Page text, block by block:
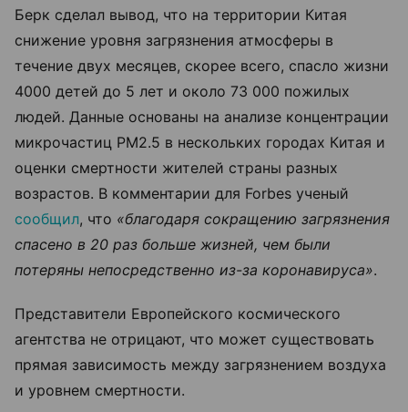
Берк сделал вывод, что на территории Китая
снижение уровня загрязнения атмосферы в
течение двух месяцев, скорее всего, спасло жизни
4000 детей до 5 лет и около 73 000 пожилых
людей. Данные основаны на анализе концентрации
микрочастиц PM2.5 в нескольких городах Китая и
оценки смертности жителей страны разных
возрастов. В комментарии для Forbes ученый
сообщил, что «благодаря сокращению загрязнения
спасено в 20 раз больше жизней, чем были
потеряны непосредственно из-за коронавируса».
Представители Европейского космического
агентства не отрицают, что может существовать
прямая зависимость между загрязнением воздуха
и уровнем смертности.